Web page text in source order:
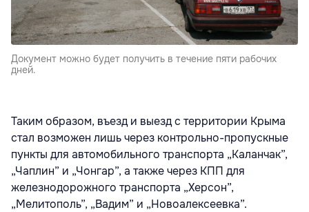
Документ можно будет получить в течение пяти рабочих
дней.
Таким образом, въезд и выезд с территории Крыма
стал возможен лишь через контрольно-пропускные
пункты для автомобильного транспорта „Каланчак”,
„Чаплин” и „Чонгар”, а также через КПП для
железнодорожного транспорта „Херсон”,
„Мелитополь”, „Вадим” и „Новоалексеевка”.